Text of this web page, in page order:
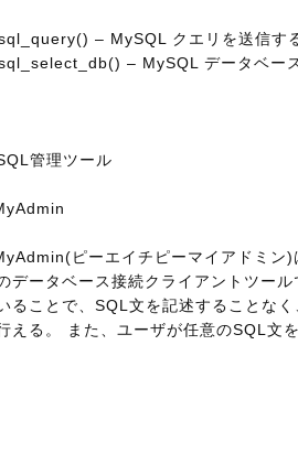
– MySQL クエリを送信す
– MySQL データベー
管理ツール
ピーエイチピーマイアドミン
データベース接続クライアントツー
ることで、SQL文を記述することな
える。 また、ユーザが任意のSQL文